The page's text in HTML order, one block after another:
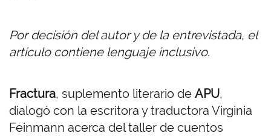
Por decisión del autor y de la entrevistada, el
artículo contiene lenguaje inclusivo.
Fractura, suplemento literario de APU,
dialogó con la escritora y traductora Virginia
Feinmann acerca del taller de cuentos